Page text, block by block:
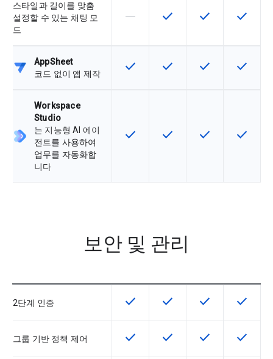
스타일과 길이를 맞춤
설정할 수 있는 채팅 모
드
이 기능은 이 SKU에서 지원되지
horizontal_rule 이 기능은 SKU에서 사용
check 이 기능은 SKU
check 이 기능
check
AppSheet
코드 없이 앱 제작
이 기능은 SKU에서 사용할 수 있습
check 이 기능은 SKU에서 사용
check 이 기능은 SKU
check 이 기능
check
Workspace
Studio
는 지능형 AI 에이
전트를 사용하여
업무를 자동화합
니다
이 기능은 SKU에서 사용할 수 있습
check 이 기능은 SKU에서 사용
check 이 기능은 SKU
check 이 기능
check
보안 및 관리
2단계 인증 이 기능은 SKU에서 사용할 수 있습
check 이 기능은 SKU에서 사용
check 이 기능은 SKU
check 이 기능
check
그룹 기반 정책 제어 이 기능은 SKU에서 사용할 수 있습
check 이 기능은 SKU에서 사용
check 이 기능은 SKU
check 이 기능
check